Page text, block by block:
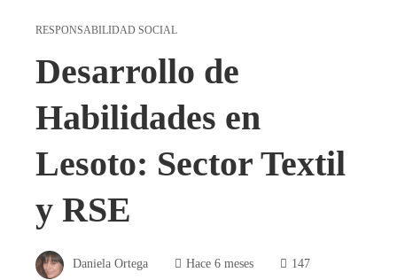
RESPONSABILIDAD SOCIAL
Desarrollo de
Habilidades en
Lesoto: Sector Textil
y RSE
Daniela Ortega Hace 6 meses 147